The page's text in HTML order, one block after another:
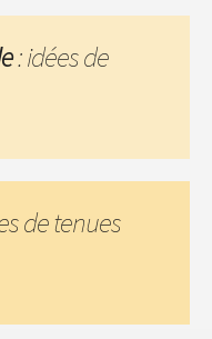
: idées de
de tenues